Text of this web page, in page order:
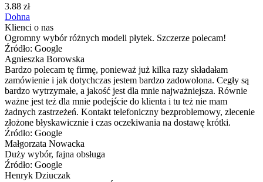
3.88 zł
Dohna
Klienci o nas
Ogromny wybór różnych modeli płytek. Szczerze polecam!
Źródło: Google
Agnieszka Borowska
Bardzo polecam tę firmę, ponieważ już kilka razy składałam
zamówienie i jak dotychczas jestem bardzo zadowolona. Cegły są
bardzo wytrzymałe, a jakość jest dla mnie najważniejsza. Równie
ważne jest też dla mnie podejście do klienta i tu też nie mam
żadnych zastrzeżeń. Kontakt telefoniczny bezproblemowy, zlecenie
złożone błyskawicznie i czas oczekiwania na dostawę krótki.
Źródło: Google
Małgorzata Nowacka
Duży wybór, fajna obsługa
Źródło: Google
Henryk Dziuczak